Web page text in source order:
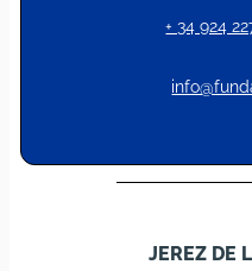
+ 34 924
JEREZ DE